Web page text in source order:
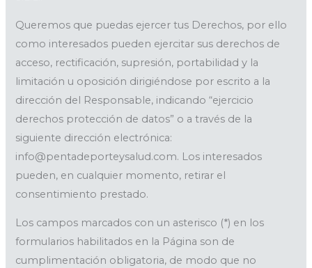
Queremos que puedas ejercer tus Derechos, por ello
como interesados pueden ejercitar sus derechos de
acceso, rectificación, supresión, portabilidad y la
limitación u oposición dirigiéndose por escrito a la
dirección del Responsable, indicando “ejercicio
derechos protección de datos” o a través de la
siguiente dirección electrónica:
info@pentadeporteysalud.com. Los interesados
pueden, en cualquier momento, retirar el
consentimiento prestado.
Los campos marcados con un asterisco (*) en los
formularios habilitados en la Página son de
cumplimentación obligatoria, de modo que no